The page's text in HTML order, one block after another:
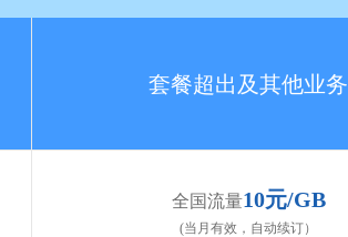
套餐超出及其他业务
全国流量10元/GB
(当月有效，自动续订）